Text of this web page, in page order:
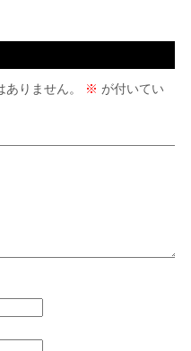
りません。 ※ が付いてい